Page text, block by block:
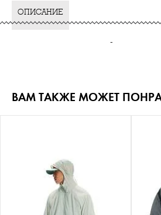
ОПИСАНИЕ
-
ВАМ ТАКЖЕ МОЖЕТ